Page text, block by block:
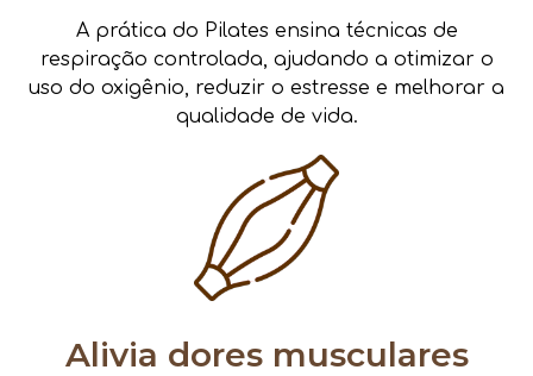
A prática do Pilates ensina técnicas de
respiração controlada, ajudando a otimizar o
uso do oxigênio, reduzir o estresse e melhorar a
qualidade de vida.
Alivia dores musculares